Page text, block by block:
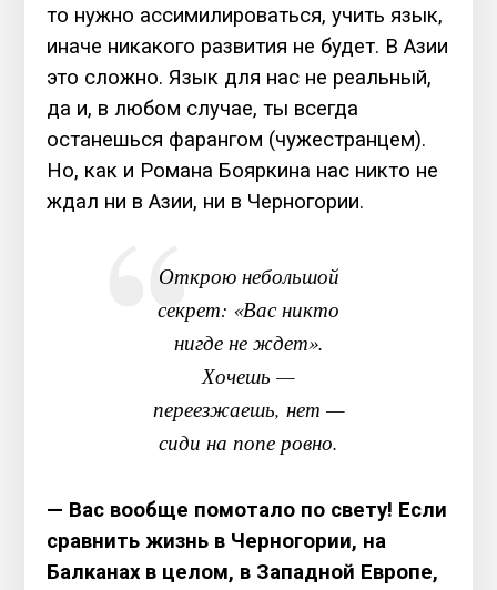
то нужно ассимилироваться, учить язык,
иначе никакого развития не будет. В Азии
это сложно. Язык для нас не реальный,
да и, в любом случае, ты всегда
останешься фарангом (чужестранцем).
Но, как и Романа Бояркина нас никто не
ждал ни в Азии, ни в Черногории.
Открою небольшой
секрет: «Вас никто
нигде не ждет».
Хочешь —
переезжаешь, нет —
сиди на попе ровно.
— Вас вообще помотало по свету! Если
сравнить жизнь в Черногории, на
Балканах в целом, в Западной Европе,